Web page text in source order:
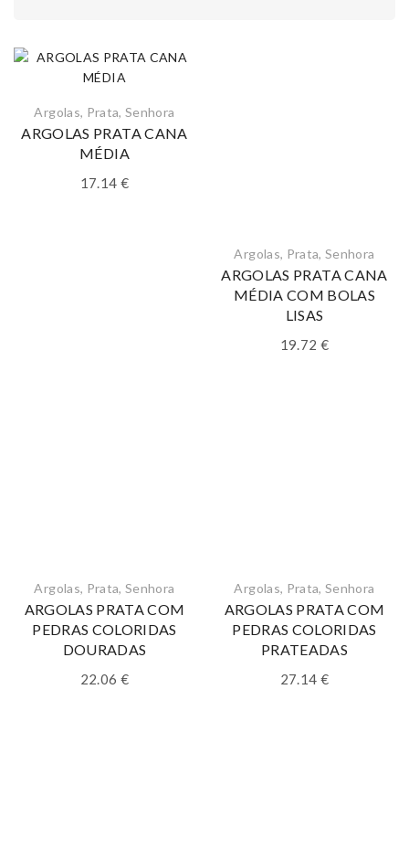
Argolas, Prata,Senhora
ARGOLAS PRATA CANA
MÉDIA
17.14 €
Argolas, Prata,Senhora
ARGOLAS PRATA CANA
MÉDIA COM BOLAS
LISAS
19.72 €
Argolas, Prata,Senhora
ARGOLAS PRATA COM
PEDRAS COLORIDAS
DOURADAS
22.06 €
Argolas, Prata,Senhora
ARGOLAS PRATA COM
PEDRAS COLORIDAS
PRATEADAS
27.14 €